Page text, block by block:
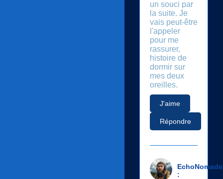
un souci par
la suite. Je
vais peut-être
l'appeler
pour me
rassurer,
histoire de
dormir sur
mes deux
oreilles.
J'aime
Répondre
: